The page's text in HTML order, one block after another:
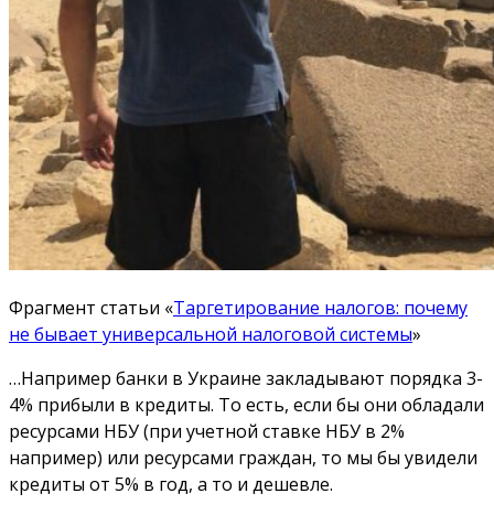
Фрагмент статьи «Таргетирование налогов: почему
не бывает универсальной налоговой системы»
…Например банки в Украине закладывают порядка 3-
4% прибыли в кредиты. То есть, если бы они обладали
ресурсами НБУ (при учетной ставке НБУ в 2%
например) или ресурсами граждан, то мы бы увидели
кредиты от 5% в год, а то и дешевле.